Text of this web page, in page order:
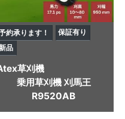
約承ります！
保証有り
品
草刈機
乗用草刈機 刈馬王
R9520AB